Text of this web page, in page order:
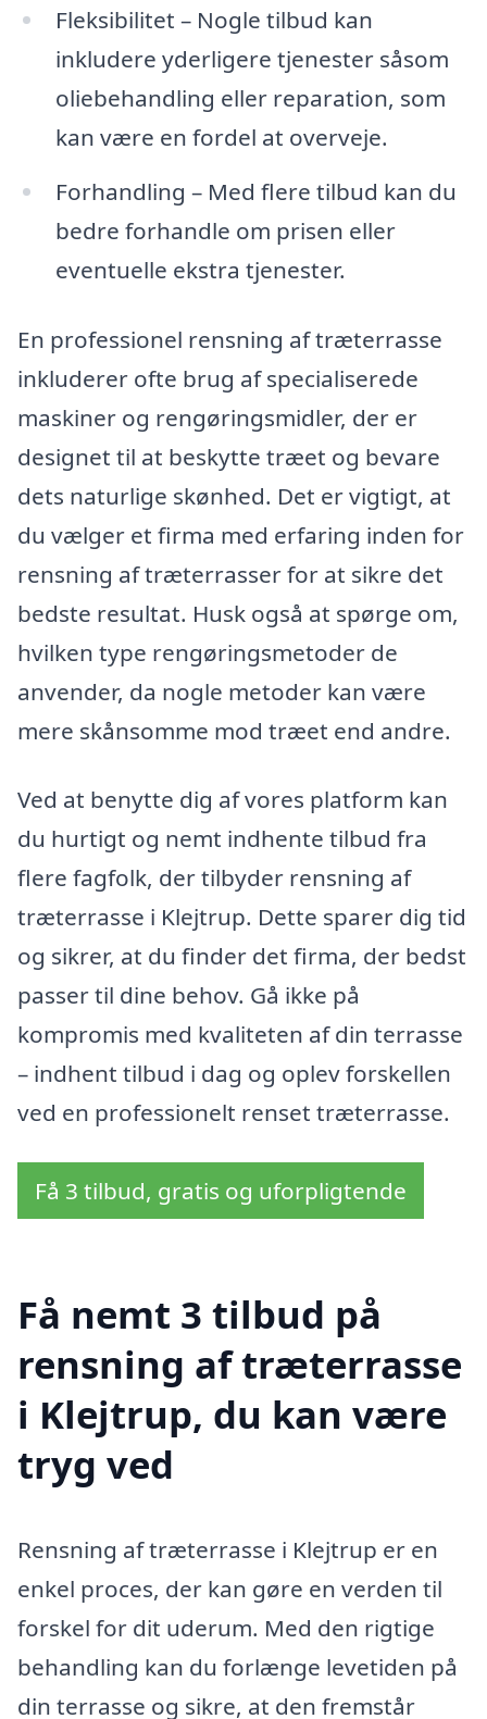
Fleksibilitet – Nogle tilbud kan
inkludere yderligere tjenester såsom
oliebehandling eller reparation, som
kan være en fordel at overveje.
Forhandling – Med flere tilbud kan du
bedre forhandle om prisen eller
eventuelle ekstra tjenester.
En professionel rensning af træterrasse
inkluderer ofte brug af specialiserede
maskiner og rengøringsmidler, der er
designet til at beskytte træet og bevare
dets naturlige skønhed. Det er vigtigt, at
du vælger et firma med erfaring inden for
rensning af træterrasser for at sikre det
bedste resultat. Husk også at spørge om,
hvilken type rengøringsmetoder de
anvender, da nogle metoder kan være
mere skånsomme mod træet end andre.
Ved at benytte dig af vores platform kan
du hurtigt og nemt indhente tilbud fra
flere fagfolk, der tilbyder rensning af
træterrasse i Klejtrup. Dette sparer dig tid
og sikrer, at du finder det firma, der bedst
passer til dine behov. Gå ikke på
kompromis med kvaliteten af din terrasse
– indhent tilbud i dag og oplev forskellen
ved en professionelt renset træterrasse.
Få 3 tilbud, gratis og uforpligtende
Få nemt 3 tilbud på
rensning af træterrasse
i Klejtrup, du kan være
tryg ved
Rensning af træterrasse i Klejtrup er en
enkel proces, der kan gøre en verden til
forskel for dit uderum. Med den rigtige
behandling kan du forlænge levetiden på
din terrasse og sikre, at den fremstår